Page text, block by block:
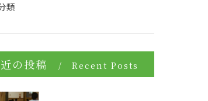
類
の投稿 Recent Posts